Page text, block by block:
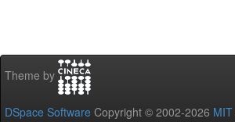
Theme by
DSpace Software Copyright © 2002-2026 MIT